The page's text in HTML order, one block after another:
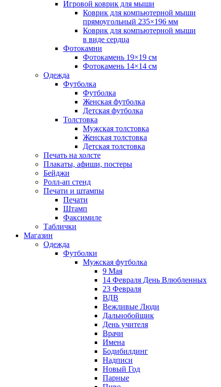
Игровой коврик для мыши
Коврик для компьютерной мыши
прямоугольный 235×196 мм
Коврик для компьютерной мыши
в виде сердца
Фотокамни
Фотокамень 19×19 см
Фотокамень 14×14 см
Одежда
Футболка
Футболка
Женская футболка
Детская футболка
Толстовка
Мужская толстовка
Женская толстовка
Детская толстовка
Печать на холсте
Плакаты, афиши, постеры
Бейджи
Ролл-ап стенд
Печати и штампы
Печати
Штамп
Факсимиле
Таблички
Магазин
Одежда
Футболки
Мужская футболка
9 Мая
14 Февраля День Влюбленных
23 Февраля
ВДВ
Вежливые Люди
Дальнобойщик
День учителя
Врачи
Имена
Бодибилдинг
Надписи
Новый Год
Парные